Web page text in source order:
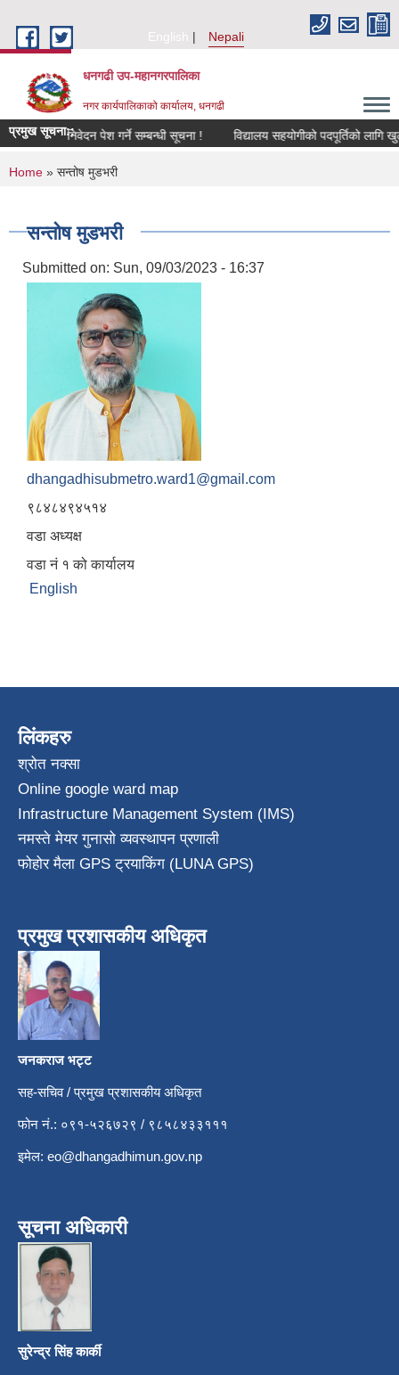
English
Nepali
धनगढी उप-महानगरपालिका
नगर कार्यपालिकाको कार्यालय, धनगढी
प्रमुख सूचना::लागि निवेदन पेश गर्ने सम्बन्धी सूचना ! विद्यालय सहयोगीको पदपूर्तिको लागि
You are here
Home » सन्तोष मुडभरी
सन्तोष मुडभरी
Submitted on: Sun, 09/03/2023 - 16:37
dhangadhisubmetro.ward1@gmail.com
९८४८४९४५१४
वडा अध्यक्ष
वडा नं १ को कार्यालय
English
लिंकहरु
श्रोत नक्सा
Online google ward map
Infrastructure Management System (IMS)
नमस्ते मेयर गुनासो व्यवस्थापन प्रणाली
फोहोर मैला GPS ट्रयाकिंग (LUNA GPS)
प्रमुख प्रशासकीय अधिकृत
जनकराज भट्ट
सह-सचिव / प्रमुख प्रशासकीय अधिकृत
फोन नं.: ०९१-५२६७२९ / ९८५८४३३१११
इमेल: eo@dhangadhimun.gov.np
सूचना अधिकारी
सुरेन्द्र सिंह कार्की